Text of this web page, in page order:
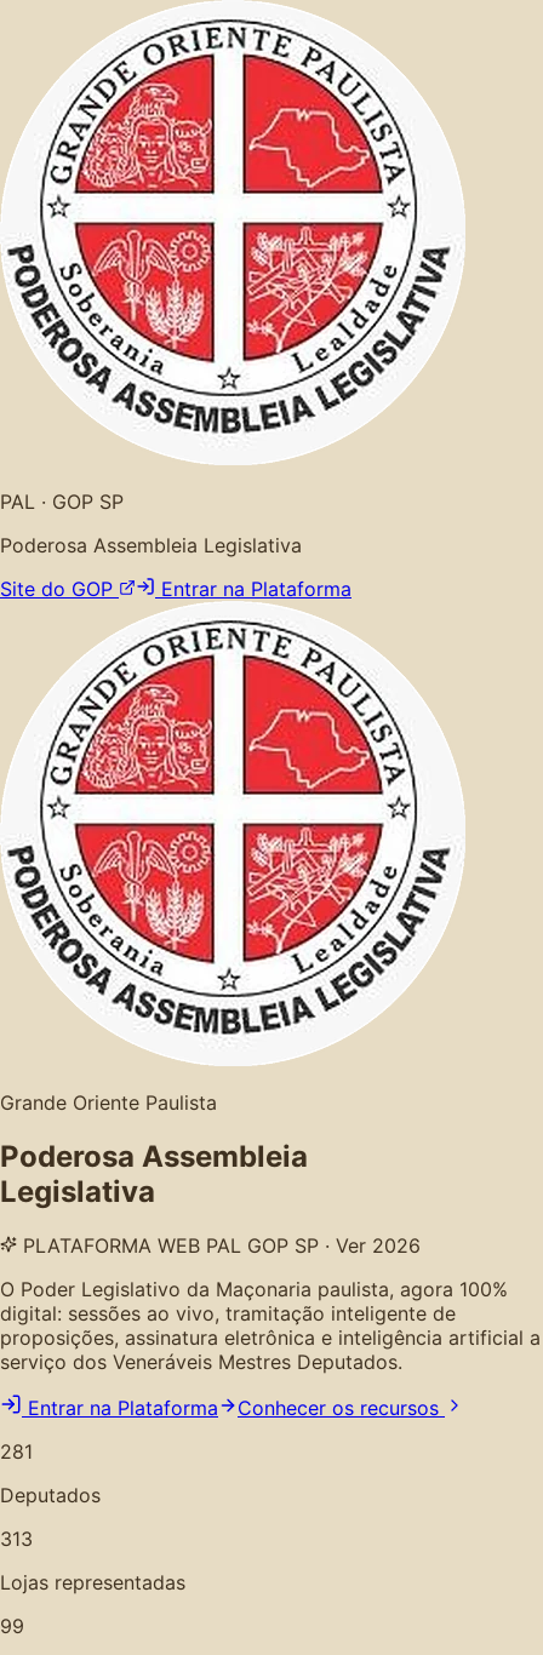
PAL · GOP SP
Poderosa Assembleia Legislativa
Site do GOP
Entrar na Plataforma
Grande Oriente Paulista
Poderosa Assembleia
Legislativa
PLATAFORMA WEB PAL GOP SP · Ver 2026
O Poder Legislativo da Maçonaria paulista, agora 100%
digital: sessões ao vivo, tramitação inteligente de
proposições, assinatura eletrônica e inteligência artificial a
serviço dos Veneráveis Mestres Deputados.
Entrar na Plataforma
Conhecer os recursos
281
Deputados
313
Lojas representadas
99